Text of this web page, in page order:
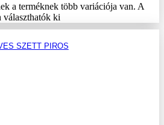
a terméknek több variációja van. A
választhatók ki
SZETT PIROS